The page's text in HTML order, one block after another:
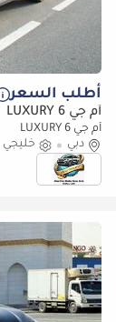
أطلب السعر
أم جي 6 LUXURY
أم جي 6 LUXURY
دبي
خليجي